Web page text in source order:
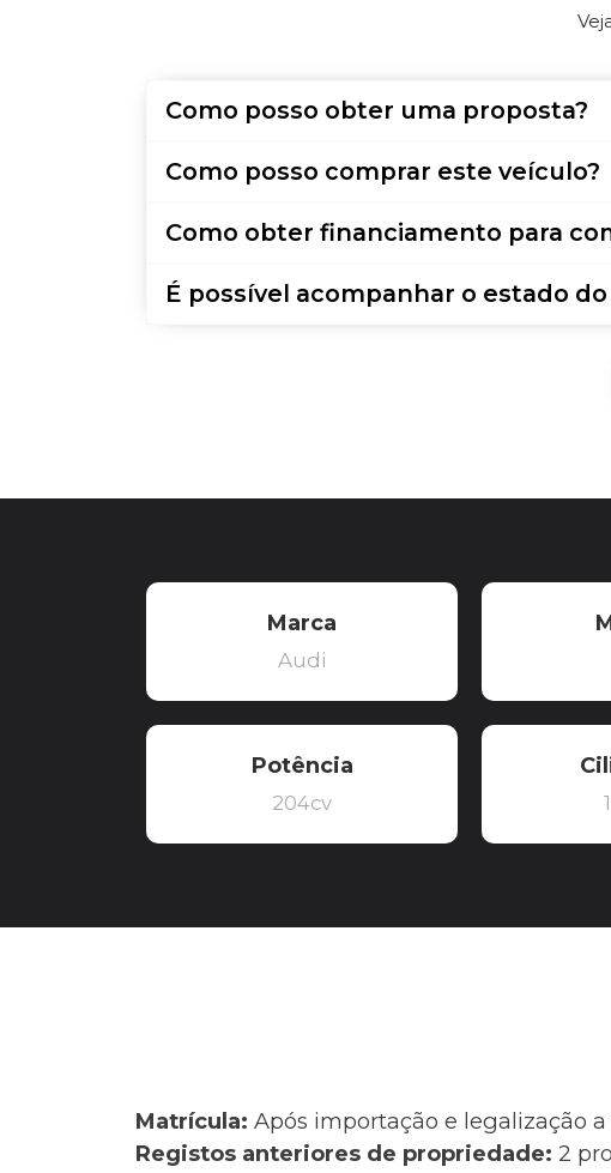
Como posso obter uma proposta?
Como posso comprar este veículo?
Como obter financiamento para
É possível acompanhar o estado
Marca
Audi
Potência
204cv
Matrícula: Após importação e legalização
Registos anteriores de propriedade: 2